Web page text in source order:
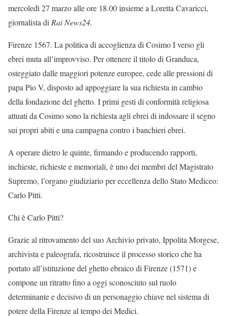
mercoledì 27 marzo alle ore 18.00 insieme a Loretta Cavaricci,
giornalista diRai News24.
Firenze 1567. La politica di accoglienza di Cosimo I verso gli
ebrei muta all’improvviso. Per ottenere il titolo di Granduca,
osteggiato dalle maggiori potenze europee, cede alle pressioni di
papa Pio V, disposto ad appoggiare la sua richiesta in cambio
della fondazione del ghetto. I primi gesti di conformità religiosa
attuati da Cosimo sono la richiesta agli ebrei di indossare il segno
sui propri abiti e una campagna contro i banchieri ebrei.
A operare dietro le quinte, firmando e producendo rapporti,
inchieste, richieste e memoriali, è uno dei membri del Magistrato
Supremo, l’organo giudiziario per eccellenza dello Stato Mediceo:
Carlo Pitti.
Chi è Carlo Pitti?
Grazie al ritrovamento del suo Archivio privato, Ippolita Morgese,
archivista e paleografa, ricostruisce il processo storico che ha
portato all’istituzione del ghetto ebraico di Firenze (1571) e
compone un ritratto fino a oggi sconosciuto sul ruolo
determinante e decisivo di un personaggio chiave nel sistema di
potere della Firenze al tempo dei Medici.